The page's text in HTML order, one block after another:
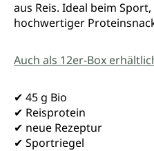
aus Reis. Ideal beim
hochwertiger
Auch als 12er-Box
✔ 45 g Bio
✔ Reisprotein
✔ neue Rezeptur
✔ Sportriegel